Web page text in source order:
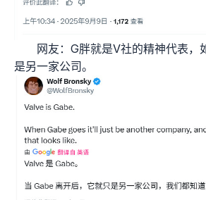
网友：G胖就是V社的精神代表，
是另一家公司。